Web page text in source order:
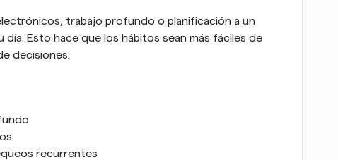
trabajo profundo o planificación a un
Esto hace que los hábitos sean más fáciles de
decisiones.
recurrentes